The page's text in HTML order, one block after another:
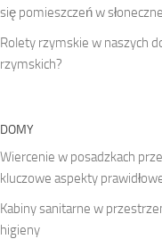
się pomieszczeń w
Rolety rzymskie w naszych
rzymskich?
DOMY
Wiercenie w posadzkach
kluczowe aspekty
Kabiny sanitarne w
higieny